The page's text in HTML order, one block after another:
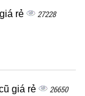
rẻ 27228
giá rẻ 26650